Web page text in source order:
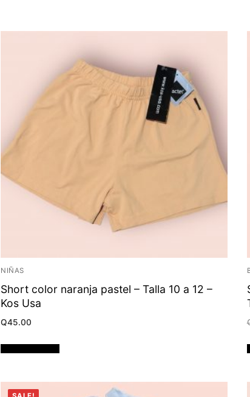
NIÑAS
Short color naranja pastel – Talla 10 a 12 –
Kos Usa
Q45.00